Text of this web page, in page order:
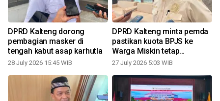
DPRD Kalteng dorong
pembagian masker di
tengah kabut asap karhutla
28 July 2026 15:45 WIB
DPRD Kalteng minta pemda
pastikan kuota BPJS ke
Warga Miskin tetap
terpenuhi
27 July 2026 5:03 WIB